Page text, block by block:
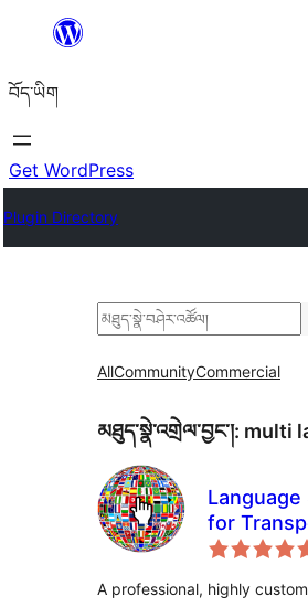
content
བོད་ཡིག
Get WordPress
Plugin Directory
བཤེར་
AllCommunityCommercial
མཐུད་སྣེ་འགྲེལ་བྱང་།: multi
for
A professional, highly